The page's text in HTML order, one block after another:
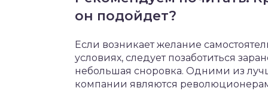
он подойдет?
Если возникает желание
условиях, следует позаботиться
небольшая сноровка. Одними из
компании являются